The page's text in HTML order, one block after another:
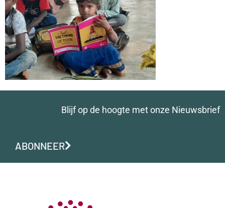
Blijf op de hoogte met onze Nieuwsbrief
ABONNEER